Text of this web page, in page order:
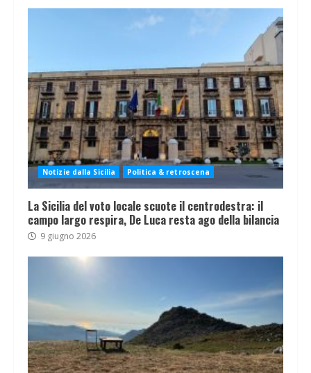
Notizie dalla Sicilia Politica & retroscena
La Sicilia del voto locale scuote il centrodestra: il
campo largo respira, De Luca resta ago della bilancia
9 giugno 2026